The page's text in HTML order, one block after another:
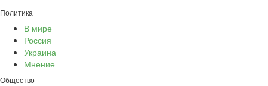
Политика
В мире
Россия
Украина
Мнение
Общество